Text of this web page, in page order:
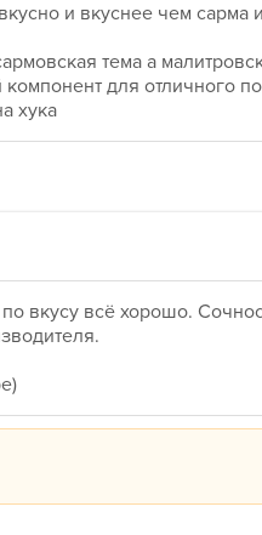
и вкуснее чем сарма
тема а
для отличного
хука
вкусу всё хорошо.